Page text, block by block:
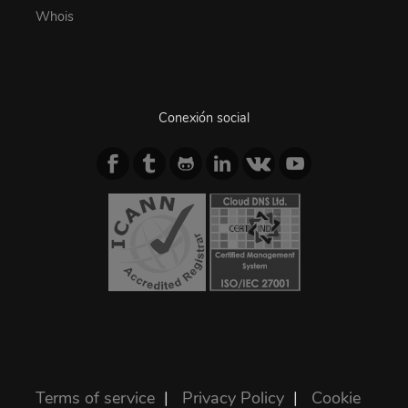
Whois
Conexión social
Terms of service | Privacy Policy | Cookie